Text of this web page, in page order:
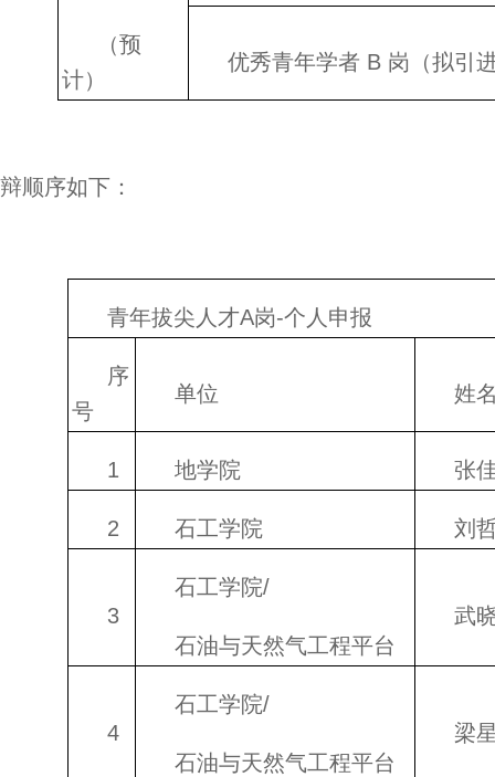
（预
计）
优秀青年学者 B 岗（拟引
顺序如下：
青年拔尖人才A岗-个人申报
序
号
单位 姓名
1 地学院 张
2 石工学院 刘
3
石工学院/
石油与天然气工程平台
武
4
石工学院/
石油与天然气工程平台
梁